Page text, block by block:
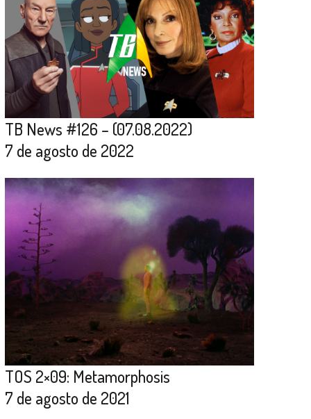
TB News #126 – (07.08.2022)
7 de agosto de 2022
TOS 2×09: Metamorphosis
7 de agosto de 2021